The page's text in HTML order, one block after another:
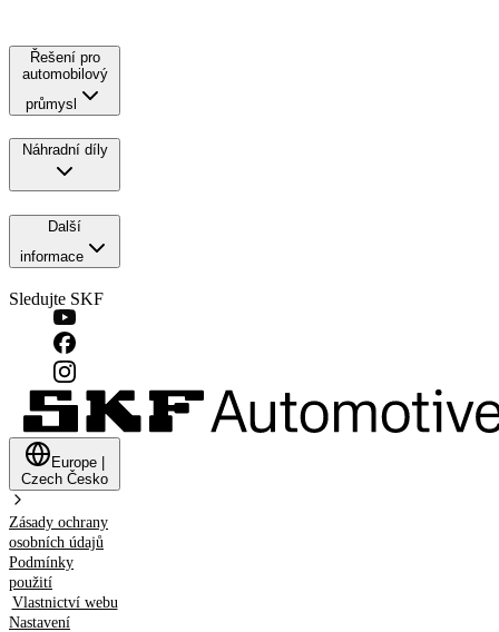
Řešení pro
automobilový
průmysl
Náhradní díly
Další
informace
Sledujte SKF
Europe
Czech Česko
Zásady ochrany
osobních údajů
Podmínky
použití
Vlastnictví webu
Nastavení